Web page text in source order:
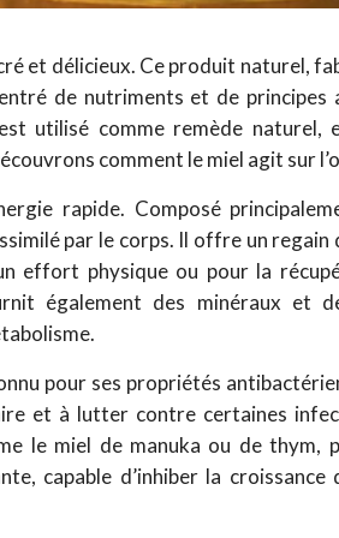
et délicieux. Ce produit naturel,
de nutriments et de principes
utilisé comme remède naturel,
comment le miel agit sur
rapide. Composé
par le corps. Il offre un regain
effort physique ou pour la
également des minéraux et
pour ses propriétés
et à lutter contre certaines
le miel de manuka ou de thym,
capable d’inhiber la